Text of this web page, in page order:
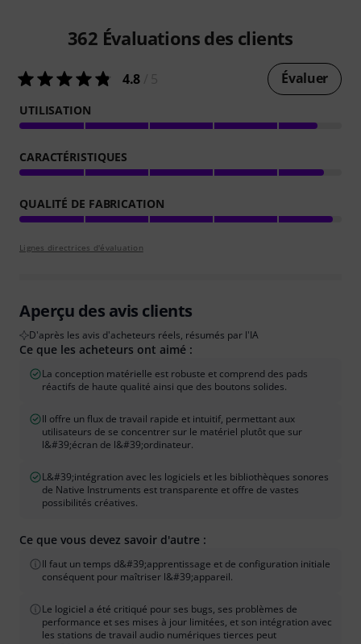
362 Évaluations des clients
4.8 Évaluer
UTILISATION
CARACTÉRISTIQUES
QUALITÉ DE FABRICATION
Lignes directrices d'évaluation
Aperçu des avis clients
D'après les avis d'acheteurs réels, résumés par l'IA
Ce que les acheteurs ont aimé :
La conception matérielle est robuste et comprend des pads
réactifs de haute qualité ainsi que des boutons solides.
Il offre un flux de travail rapide et intuitif, permettant aux
utilisateurs de se concentrer sur le matériel plutôt que sur
l&#39;écran de l&#39;ordinateur.
L&#39;intégration avec les logiciels et les bibliothèques sonores
de Native Instruments est transparente et offre de vastes
possibilités créatives.
Ce que vous devez savoir d'autre :
Il faut un temps d&#39;apprentissage et de configuration initiale
conséquent pour maîtriser l&#39;appareil.
Le logiciel a été critiqué pour ses bugs, ses problèmes de
performance et ses mises à jour limitées, et son intégration avec
les stations de travail audio numériques tierces peut